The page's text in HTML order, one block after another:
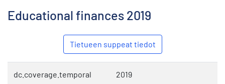
Educational finances 2019
Tietueen suppeat tiedot
dc.coverage.temporal 2019